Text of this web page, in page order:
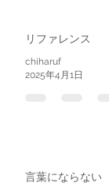
リファレンス
chiharuf
2025年4月1日
言葉にならない